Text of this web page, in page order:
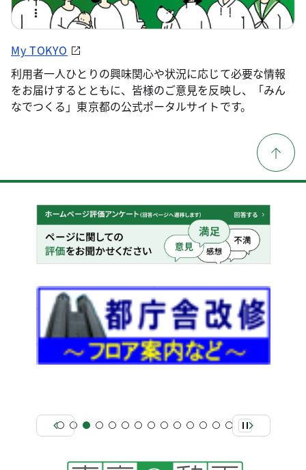
My TOKYO
利用者一人ひとりの興味関心や状況に応じて必要な情報
をお届けするとともに、皆様のご意見を反映し、「みん
なでつくる」東京都の公式ポータルサイトです。